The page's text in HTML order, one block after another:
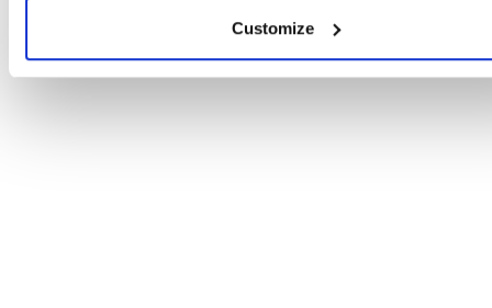
Customize